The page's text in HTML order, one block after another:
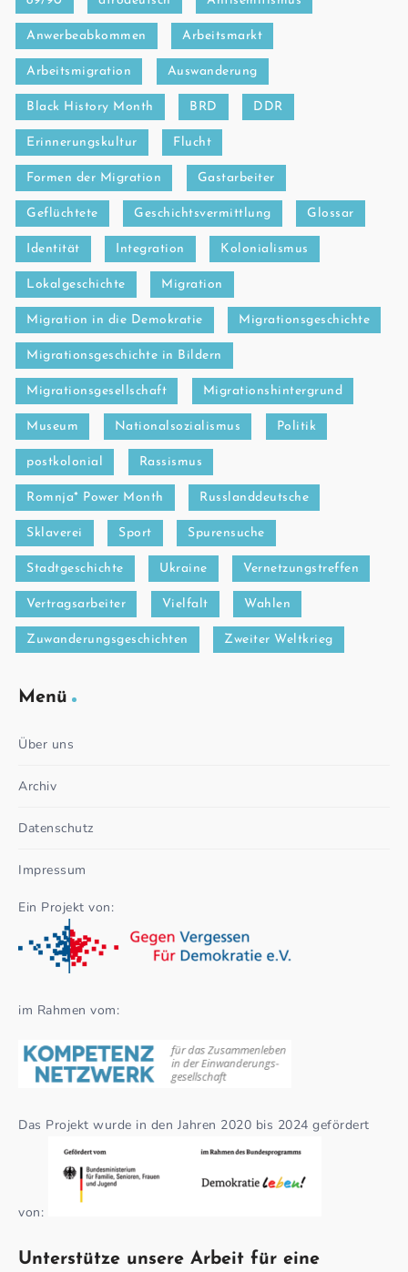
Anwerbeabkommen Arbeitsmarkt
Arbeitsmigration Auswanderung
Black History Month BRD DDR
Erinnerungskultur Flucht
Formen der Migration Gastarbeiter
Geflüchtete Geschichtsvermittlung Glossar
Identität Integration Kolonialismus
Lokalgeschichte Migration
Migration in die Demokratie Migrationsgeschichte
Migrationsgeschichte in Bildern
Migrationsgesellschaft Migrationshintergrund
Museum Nationalsozialismus Politik
postkolonial Rassismus
Romnja* Power Month Russlanddeutsche
Sklaverei Sport Spurensuche
Stadtgeschichte Ukraine Vernetzungstreffen
Vertragsarbeiter Vielfalt Wahlen
Zuwanderungsgeschichten Zweiter Weltkrieg
Menü
Über uns
Archiv
Datenschutz
Impressum
Ein Projekt von:
im Rahmen vom:
Das Projekt wurde in den Jahren 2020 bis 2024 gefördert
von:
Unterstütze unsere Arbeit für eine